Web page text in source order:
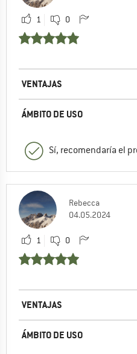
1 0
VENTAJAS
ÁMBITO DE USO
Sí, recomendaría el
Rebecca
04.05.2024
1 0
VENTAJAS
ÁMBITO DE USO